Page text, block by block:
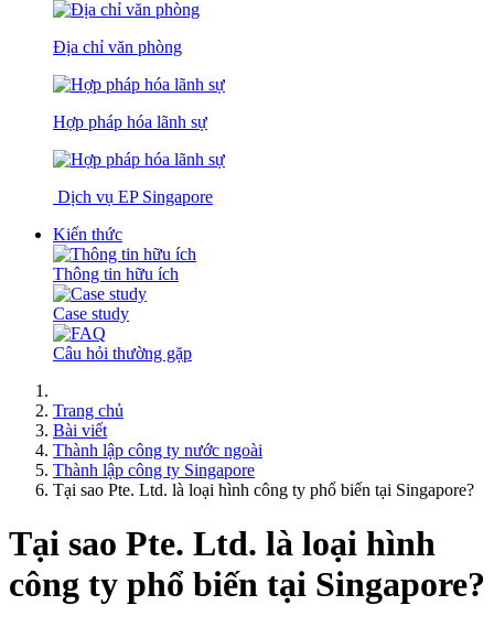
Địa chỉ văn phòng
Hợp pháp hóa lãnh sự
Dịch vụ EP Singapore
Kiến thức
Thông tin hữu ích
Case study
Câu hỏi thường gặp
Trang chủ
Bài viết
Thành lập công ty nước ngoài
Thành lập công ty Singapore
Tại sao Pte. Ltd. là loại hình công ty phổ biến tại Singapore?
Tại sao Pte. Ltd. là loại hình
công ty phổ biến tại Singapore?